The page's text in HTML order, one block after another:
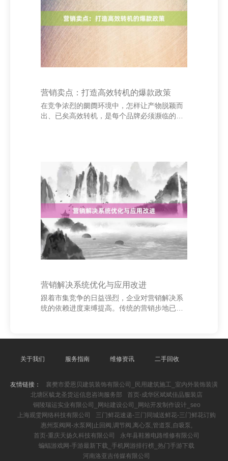
公司 其次，风险甘休是单子科罚的中枢。财务
公司应拓荒风险预警机制，对单子的信用景
况、付款才能等进行评估，幸免因单子爽约导
致的资金吃亏。
营销卖点：打造高效转机的爆款政策
在竞争浓烈的阛阓环境中，怎样让产物脱颖而
出、已矣高效转机，是每个品牌必须濒临的课
比”。通过精确定位，让破钞者一眼看到产物的
价值地点。 其次，卖点需具备互异化。在同类
产物中，怎样隆起本人上风？不错通过对比分
析，索求出独到功能或劳动，如“独家本
事”、“专属客服”等，增强竞争力。 此外，卖点
的抒发容貌也至关紧迫。精真金不怕火有劲的
话语
营销解决系统优化与应用改进
跟着市集竞争的日益强烈，企业对营销解决系
统的依赖进度束缚提高。传统的营销步地已难
决系统成为企业普及竞争力的要道。 上海坤琢
干数据整合与分析才气的普及。通过大数据技
个性化营销。同期，东谈主工智能的应用纰漏
自动化处理多数营销任务，提高恶果并镌汰东
谈主力资本。 其次，系统应具备讲究的可延伸
性与活泼性，以稳妥束缚变化的市集环境。模
块化缠绵使企
关于我们 服务指南 维修资讯 二手回收
友情链接：
襄樊市爱恩贝建筑装饰有限公司_民用建筑施工_室内外装饰装潢
北塘区毓龙圣货运信息咨询服务部
首页-成华区斌斌佳品服装店
铜陵瑞运实业有限公司_网站建设公司_网站开发制作设计_seo
上海观雯网络科技有限公司
三门鲜花速递-三门同城送鲜花-三门鲜花订购
惠州泵阀网-水泵网|止回阀,调节阀,离心泵,管道泵,自吸泵,
首页-重庆天扬久科技有限公司
永年县鞋雅电路维修有限公司
蝙蝠游戏网-手游最新下载_手机网游排行榜_热门手游下载
河南洛亚吉传媒有限公司